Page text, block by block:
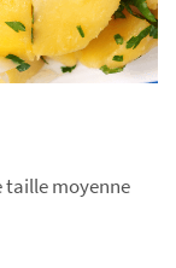
taille moyenne